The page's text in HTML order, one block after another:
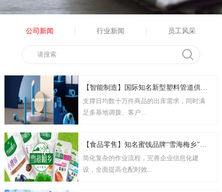
公司新闻 行业新闻 员工风采
【智能制造】国际知名新型塑料管道供应商“爱康企业集团”多基地上线巨沃
支撑日均数十万件商品的出库需求，同时满
足多基地调拨、客户...
【食品零售】知名蜜饯品牌“雪海梅乡”上线巨沃WMS，全面提升仓储效能
简化复杂的作业流程，完善企业信息化建
设，全面提高仓配时效...